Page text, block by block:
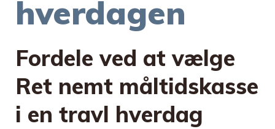
hverdagen
Fordele ved at vælge
Ret nemt måltidskasse
i en travl hverdag